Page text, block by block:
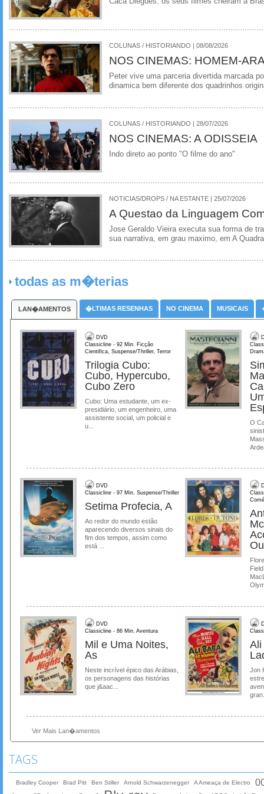
COLUNAS / HISTORIANDO | 08/08/2026
NOS CINEMAS: HOMEM-
Peter vive uma parceria divertida marcada
dinamica bem diferente dos quadrinhos
COLUNAS / HISTORIANDO | 28/07/2026
NOS CINEMAS: A ODISSEIA
Indo direto ao ponto "O filme do ano"
NOTICIAS/DROPS / NA ESTANTE | 25/07/2026
A Questao da Linguagem
Jose Geraldo Vieira executa sua forma de
sua narrativa, em grau maximo, em A
todas as m�terias
LAN�AMENTOS �LTIMAS RESENHAS NO CINEMA MUSICAIS
DVD
Classicline - 92 Min. Ficção
Cientifica, Suspense/Thriller, Terror
Trilogia Cubo:
Cubo, Hypercubo,
Cubo Zero
Cubo: Uma estudante, um ex-
presidiário, um engenheiro, uma
assistente social, um policial e
u...
O
DVD
Classicline - 97 Min. Suspense/Thriller
Setima Profecia, A
Ao redor do mundo estão
aparecendo diversos sinais do
fim dos tempos, assim como
está ...
DVD
Classicline - 86 Min. Aventura
Mil e Uma Noites,
As
Neste incrível épico das Arábias,
os personagens das histórias
que j&aac...
Ali
Jon
Ver Mais Lan�amentos
TAGS
Bradley Cooper Brad Pitt Ben Stiller Arnold Schwarzenegger A Ameaça de Electro